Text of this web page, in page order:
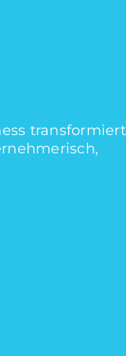
transformiert